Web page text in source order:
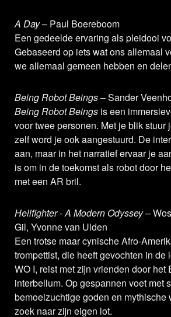
A Day– Paul Boereboom
Een gedeelde ervaring als pleidooi
Gebaseerd op iets wat ons allemaal
we allemaal gemeen hebben en
Being Robot Beings– Sander
Being Robot Beings is een
voor twee personen. Met je blik stuur
zelf word je ook aangestuurd. De
aan, maar in het narratief ervaar je
is om in de toekomst als robot door
met een AR bril.
Hellfighter - A Modern Odyssey–
Gil, Yvonne van Ulden
Een trotse maar cynische Afro-
trompettist, die heeft gevochten in de
WO I, reist met zijn vrienden door het
interbellum. Op gespannen voet met
bemoeizuchtige goden en mythische
zoek naar zijn eigen lot.